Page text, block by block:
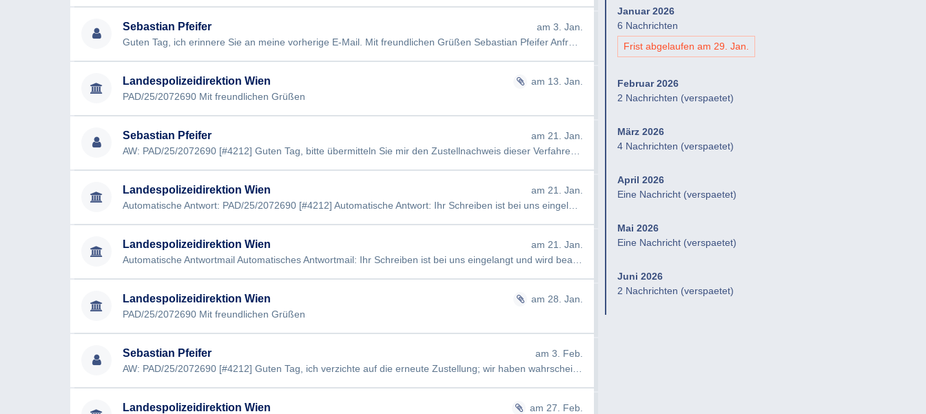
Dieses Begehren wurde Ihnen mit der im Betreff genannten Geschäftszahl am 30.09.2025
seitens des Bundesministeriums für Inneres (Abteilung III/A/6) zur Bearbeitung abgetreten.
überschritten ist. Bitte informieren Sie mich über den Bearbeitungsstand meines
Mit freundlichen Grüßen
Sebastian Pfeifer
am 3. Jan.
Landespolizeidirektion Wien
am 13. Jan.
PAD/25/2072690 Mit freundlichen Grüßen
Sebastian Pfeifer
am 21. Jan.
Landespolizeidirektion Wien
am 21. Jan.
Landespolizeidirektion Wien
am 21. Jan.
Landespolizeidirektion Wien
am 28. Jan.
PAD/25/2072690 Mit freundlichen Grüßen
Sebastian Pfeifer
am 3. Feb.
Landespolizeidirektion Wien
am 27. Feb.
Januar 2026
6 Nachrichten
Frist abgelaufen am 29. Jan.
Februar 2026
2 Nachrichten (verspaetet)
März 2026
4 Nachrichten (verspaetet)
April 2026
Eine Nachricht (verspaetet)
Mai 2026
Eine Nachricht (verspaetet)
Juni 2026
2 Nachrichten (verspaetet)